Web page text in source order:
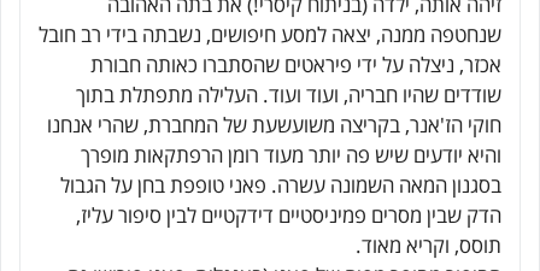
שנחטפה ממנה, יצאה למסע חיפושים, נשבתה בידי רב חובל
אכזר, ניצלה על ידי פיראטים שהסתברו כאותה חבורת
שודדים שהיו חבריה, ועוד ועוד. העלילה מתפתלת בתוך
חוקי הז'אנר, בקריצה משועשעת של המחברת, שהרי אנחנו
והיא יודעים שיש פה יותר מעוד רומן הרפתקאות מופרך
בסגנון המאה השמונה עשרה. פאני טופפת בחן על הגבול
הדק שבין מסרים פמיניסטיים דידקטיים לבין סיפור עליז,
תוסס, וקריא מאוד.